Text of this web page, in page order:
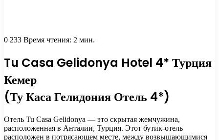
0 233 Время чтения: 2 мин.
Tu Casa Gelidonya Hotel 4* Турция
Кемер
(Ту Каса Гелидония Отель 4*)
Отель Tu Casa Gelidonya — это скрытая жемчужина,
расположенная в Анталии, Турция. Этот бутик-отель
расположен в потрясающем месте, между возвышающимися